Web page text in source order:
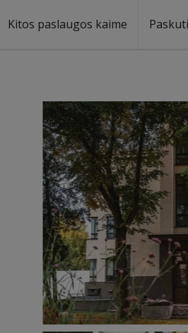
Kitos paslaugos kaime